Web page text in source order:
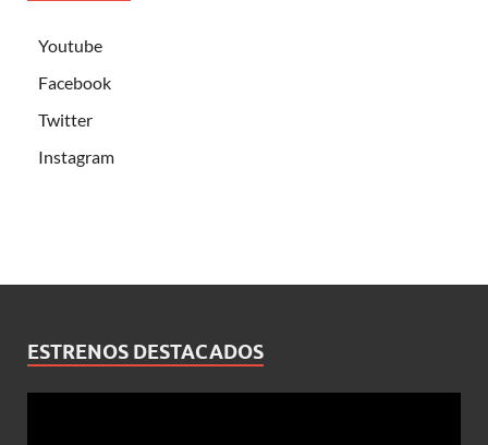
Youtube
Facebook
Twitter
Instagram
ESTRENOS DESTACADOS